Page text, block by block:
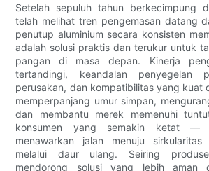
Setelah sepuluh tahun berkecimpung
telah melihat tren pengemasan datang
penutup aluminium secara konsisten
adalah solusi praktis dan terukur untuk
pangan di masa depan. Kinerja
tertandingi, keandalan penyegelan
perusakan, dan kompatibilitas yang kuat
memperpanjang umur simpan,
dan membantu merek memenuhi
konsumen yang semakin ketat —
menawarkan jalan menuju
melalui daur ulang. Seiring
mendorong solusi yang lebih aman